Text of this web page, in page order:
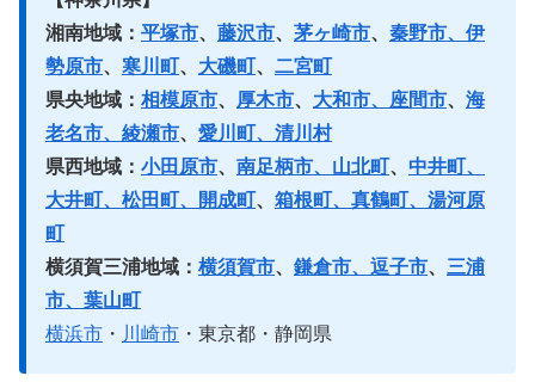
湘南地域： 平塚市、 藤沢市、 茅ヶ崎市、 秦野市、伊
勢原市、 寒川町、 大磯町、 二宮町
県央地域： 相模原市、 厚木市、 大和市、座間市、 海
老名市、綾瀬市、 愛川町、清川村
県西地域： 小田原市、 南足柄市、山北町、 中井町、
大井町、松田町、開成町、 箱根町、真鶴町、湯河原
町
横須賀三浦地域： 横須賀市、 鎌倉市、逗子市、 三浦
市、葉山町
横浜市 ・ 川崎市 ・東京都・静岡県